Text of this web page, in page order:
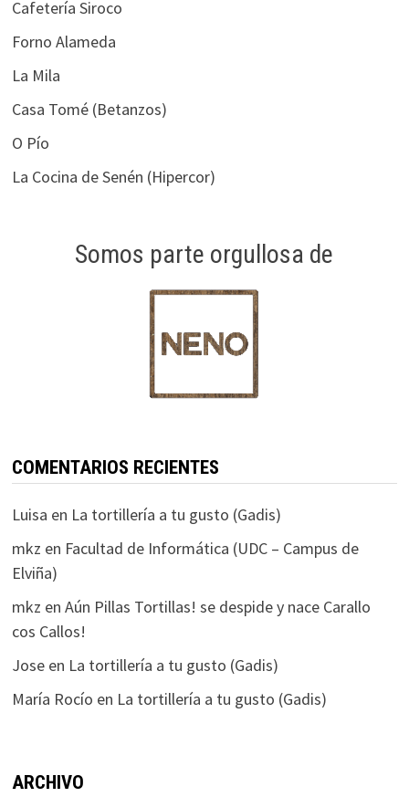
Cafetería Siroco
Forno Alameda
La Mila
Casa Tomé (Betanzos)
O Pío
La Cocina de Senén (Hipercor)
Somos parte orgullosa de
COMENTARIOS RECIENTES
Luisa en La tortillería a tu gusto (Gadis)
mkz en Facultad de Informática (UDC – Campus de
Elviña)
mkz en Aún Pillas Tortillas! se despide y nace Carallo
cos Callos!
Joseen La tortillería a tu gusto (Gadis)
María Rocío en La tortillería a tu gusto (Gadis)
ARCHIVO